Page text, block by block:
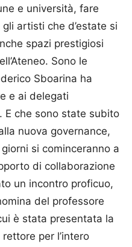
e università, fare
artisti che d’estate si
spazi prestigiosi
Sono le
Sboarina ha
e ai delegati
E che sono state subito
nuova governance,
si cominceranno a
di collaborazione
un incontro proficuo,
del professore
è stata presentata la
per l’intero